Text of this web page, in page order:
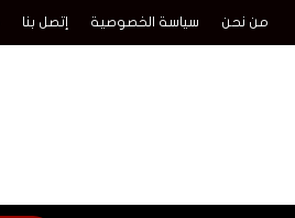
من نحن سياسة الخصوصية إتصل بنا